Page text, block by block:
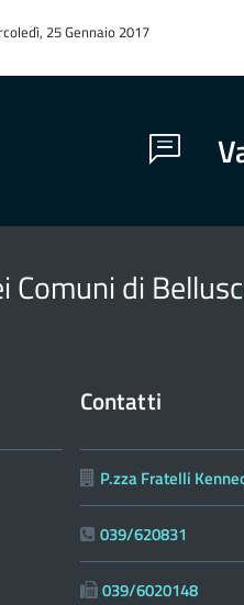
25 Gennaio 2017
Comuni di
Contatti
P.zza Fratelli
039/620831
039/6020148